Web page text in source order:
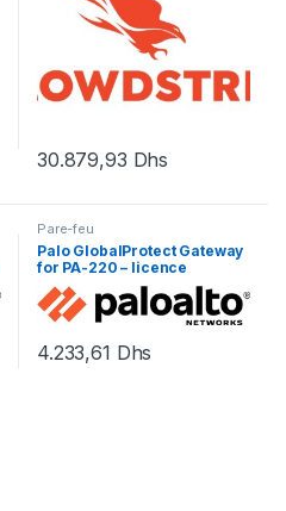
30.879,93 Dhs
Pare-feu
Palo GlobalProtect Gateway
for PA-220 – licence
d’abonnement (1 an) – 1
licence
4.233,61 Dhs